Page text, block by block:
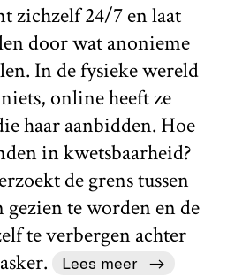
zichzelf 24/7 en laat
door wat anonieme
In de fysieke wereld
online heeft ze
haar aanbidden. Hoe
in kwetsbaarheid?
de grens tussen
te worden en de
te verbergen achter
Lees meer